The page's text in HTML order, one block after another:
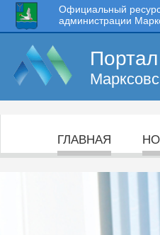
Официальный
администрации
ГЛАВНАЯ